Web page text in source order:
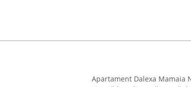
Apartament Dalexa Mamaia